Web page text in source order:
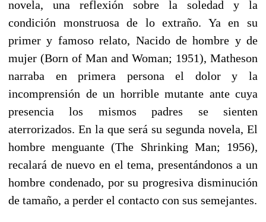
novela, una reflexión sobre la soledad y la
condición monstruosa de lo extraño. Ya en su
primer y famoso relato, Nacido de hombre y de
mujer (Born of Man and Woman; 1951), Matheson
narraba en primera persona el dolor y la
incomprensión de un horrible mutante ante cuya
presencia los mismos padres se sienten
aterrorizados. En la que será su segunda novela, El
hombre menguante (The Shrinking Man; 1956),
recalará de nuevo en el tema, presentándonos a un
hombre condenado, por su progresiva disminución
de tamaño, a perder el contacto con sus semejantes.